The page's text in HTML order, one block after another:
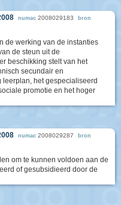
numac 2008029183 bron
de werking van de instanties
de steun uit de
beschikking stelt van het
secundair en
het gespecialiseerd
promotie en het hoger
numac 2008029287 bron
om te kunnen voldoen aan de
of gesubsidieerd door de